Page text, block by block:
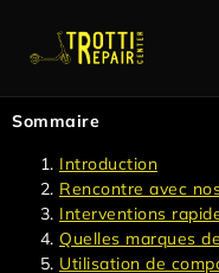
Sommaire
Introduction
Rencontre avec
Interventions
Quelles marques
Utilisation de